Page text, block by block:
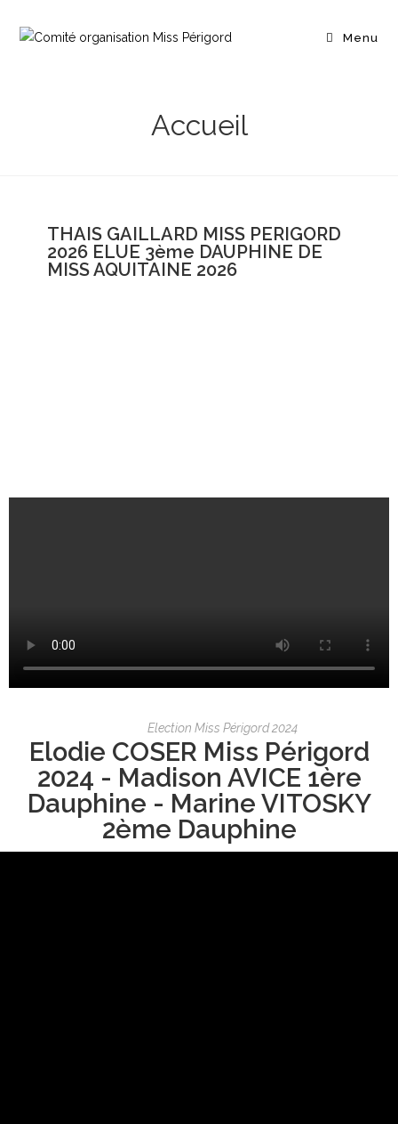
Menu
Accueil
THAIS GAILLARD MISS PERIGORD
2026 ELUE 3ème DAUPHINE DE
MISS AQUITAINE 2026
Election Miss Périgord 2024
Elodie COSER Miss Périgord
2024 - Madison AVICE 1ère
Dauphine - Marine VITOSKY
2ème Dauphine